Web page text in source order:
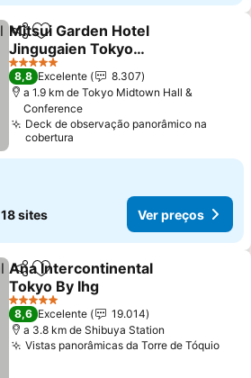
PartilharAdicionar aos favoritos
Mitsui Garden Hotel
Jingugaien Tokyo
Premier
5 Estrelas
8,8 Excelente
8.307
a 1.9 km de Tokyo Midtown Hall &
Conference
Deck de observação panorâmico na
cobertura
18 sites Ver preços
PartilharAdicionar aos favoritos
Ana Intercontinental
Tokyo By Ihg
5 Estrelas
8,6 Excelente
19.014
a 3.8 km de Shibuya Station
Vistas panorâmicas da Torre de Tóquio